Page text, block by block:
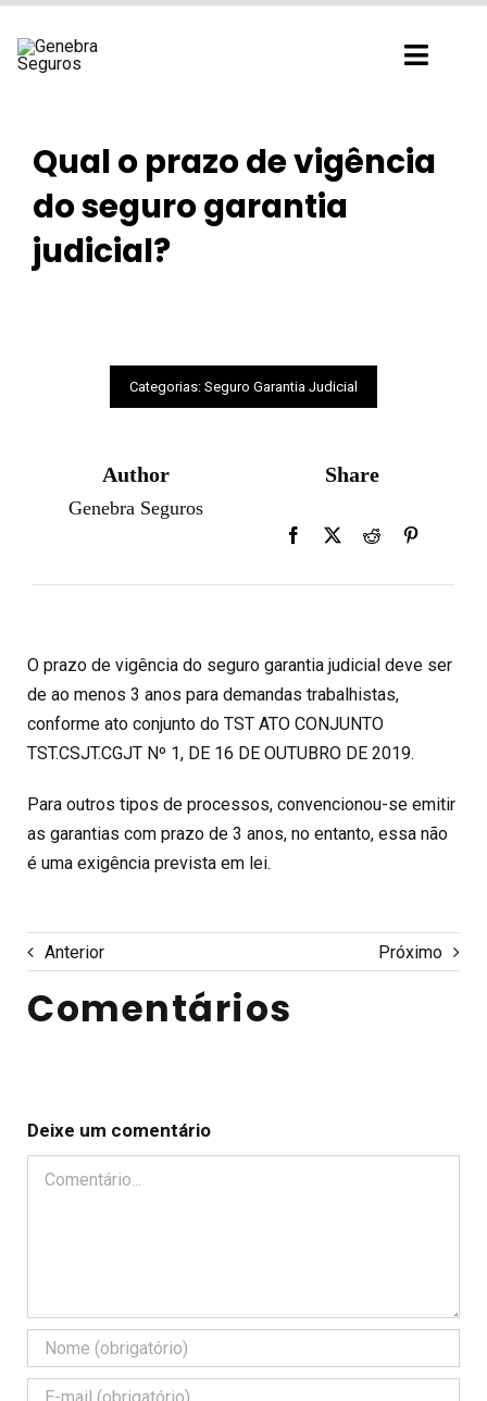
para
Qual o prazo de vigência
do seguro garantia
judicial?
Categorias: Seguro Garantia Judicial
Author
Genebra Seguros
Share
O prazo de vigência do seguro garantia judicial deve ser
de ao menos 3 anos para demandas trabalhistas,
conforme ato conjunto do TST ATO CONJUNTO
TST.CSJT.CGJT Nº 1, DE 16 DE OUTUBRO DE 2019.
Para outros tipos de processos, convencionou-se emitir
as garantias com prazo de 3 anos, no entanto, essa não
é uma exigência prevista em lei.
Anterior Próximo
Comentários
Deixe um comentário
Comentário